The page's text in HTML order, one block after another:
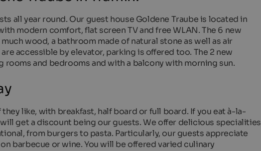
all year round. Our guest house Goldene Traube is located in
modern comfort, flat screen TV and free WLAN. The 6 new
wood, a bathroom made of natural stone as well as air
accessible by elevator, parking is offered too. The 2 new
and bedrooms and with a balcony with morning sun.
like, with breakfast, half board or full board. If you eat à-la-
get a discount being our guests. We offer delicious specialities
from burgers to pasta. Particularly, our guests appreciate
barbecue or wine. You will be offered varied culinary